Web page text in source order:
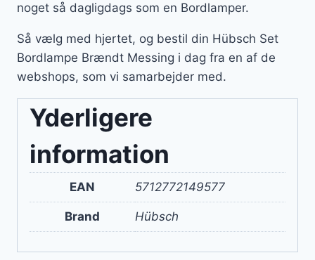
noget så dagligdags som en Bordlamper.
Så vælg med hjertet, og bestil din Hübsch Set
Bordlampe Brændt Messing i dag fra en af de
webshops, som vi samarbejder med.
Yderligere
information
EAN 5712772149577
Brand Hübsch